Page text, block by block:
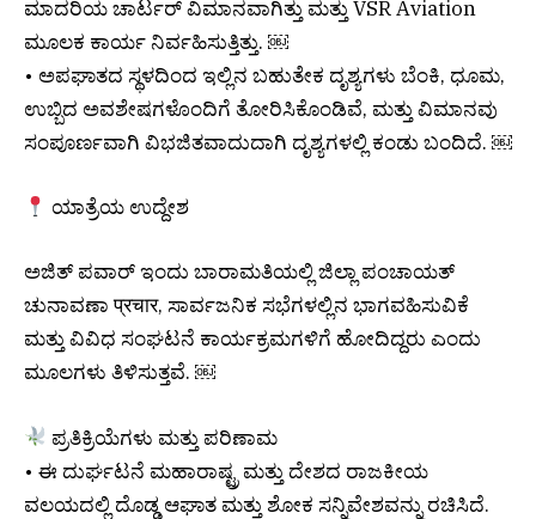
ಮಾದರಿಯ ಚಾರ್ಟರ್ ವಿಮಾನವಾಗಿತ್ತು ಮತ್ತು VSR Aviation
ಮೂಲಕ ಕಾರ್ಯ ನಿರ್ವಹಿಸುತ್ತಿತ್ತು. ￼
• ಅಪಘಾತದ ಸ್ಥಳದಿಂದ ಇಲ್ಲಿನ ಬಹುತೇಕ ದೃಶ್ಯಗಳು ಬೆಂಕಿ, ಧೂಮ,
ಉಬ್ಬಿದ ಅವಶೇಷಗಳೊಂದಿಗೆ ತೋರಿಸಿಕೊಂಡಿವೆ, ಮತ್ತು ವಿಮಾನವು
ಸಂಪೂರ್ಣವಾಗಿ ವಿಭಜಿತವಾದುದಾಗಿ ದೃಶ್ಯಗಳಲ್ಲಿ ಕಂಡು ಬಂದಿದೆ. ￼
ಯಾತ್ರೆಯ ಉದ್ದೇಶ
ಅಜಿತ್ ಪವಾರ್ ಇಂದು ಬಾರಾಮತಿಯಲ್ಲಿ ಜಿಲ್ಲಾ ಪಂಚಾಯತ್
ಚುನಾವಣಾ प्रचार, ಸಾರ್ವಜನಿಕ ಸಭೆಗಳಲ್ಲಿನ ಭಾಗವಹಿಸುವಿಕೆ
ಮತ್ತು ವಿವಿಧ ಸಂಘಟನೆ ಕಾರ್ಯಕ್ರಮಗಳಿಗೆ ಹೋದಿದ್ದರು ಎಂದು
ಮೂಲಗಳು ತಿಳಿಸುತ್ತವೆ. ￼
ಪ್ರತಿಕ್ರಿಯೆಗಳು ಮತ್ತು ಪರಿಣಾಮ
• ಈ ದುರ್ಘಟನೆ ಮಹಾರಾಷ್ಟ್ರ ಮತ್ತು ದೇಶದ ರಾಜಕೀಯ
ವಲಯದಲ್ಲಿ ದೊಡ್ಡ ಆಘಾತ ಮತ್ತು ಶೋಕ ಸನ್ನಿವೇಶವನ್ನು ರಚಿಸಿದೆ.